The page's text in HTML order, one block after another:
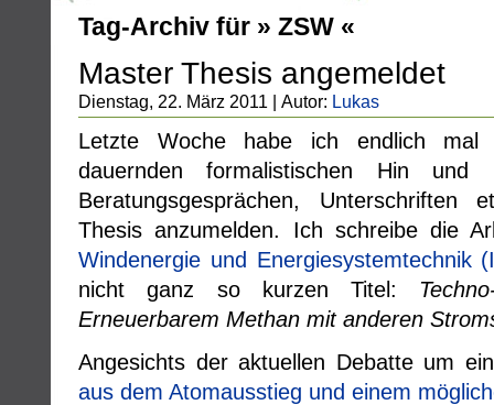
Tag-Archiv für » ZSW «
Master Thesis angemeldet
Dienstag, 22. März 2011 | Autor: Lukas
Letzte Woche habe ich endlich mal
dauernden formalistischen Hin
Beratungsgesprächen,
Thesis anzumelden. Ich schreibe die
Windenergie und Energiesystemtechnik
nicht ganz so kurzen Titel:
Erneuerbarem Methan mit anderen
Angesichts der aktuellen Debatte um
aus dem Atomausstieg und einem